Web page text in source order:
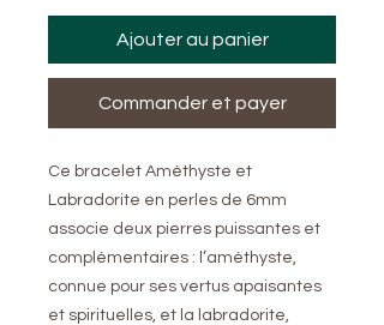
Ajouter au panier
Commander et payer
Ce bracelet Améthyste et
Labradorite en perles de 6mm
associe deux pierres puissantes et
complémentaires : l’améthyste,
connue pour ses vertus apaisantes
et spirituelles, et la labradorite,